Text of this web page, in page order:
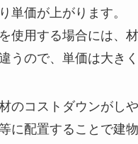
単価が上がります。
使用する場合には、
うので、単価は大きく
のコストダウンがし
に配置することで建